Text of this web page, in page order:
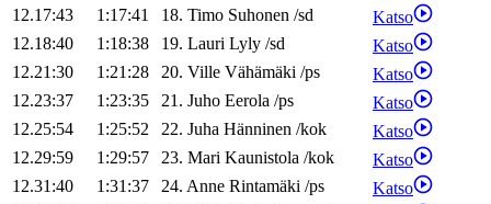
12.17:43
1:17:41 18. Timo Suhonen /sd
Katso
12.18:40
1:18:38 19. Lauri Lyly /sd
Katso
12.21:30
1:21:28 20. Ville Vähämäki /ps
Katso
12.23:37
1:23:35 21. Juho Eerola /ps
Katso
12.25:54
1:25:52 22. Juha Hänninen /kok
Katso
12.29:59
1:29:57 23. Mari Kaunistola /kok
Katso
12.31:40
1:31:37 24. Anne Rintamäki /ps
Katso